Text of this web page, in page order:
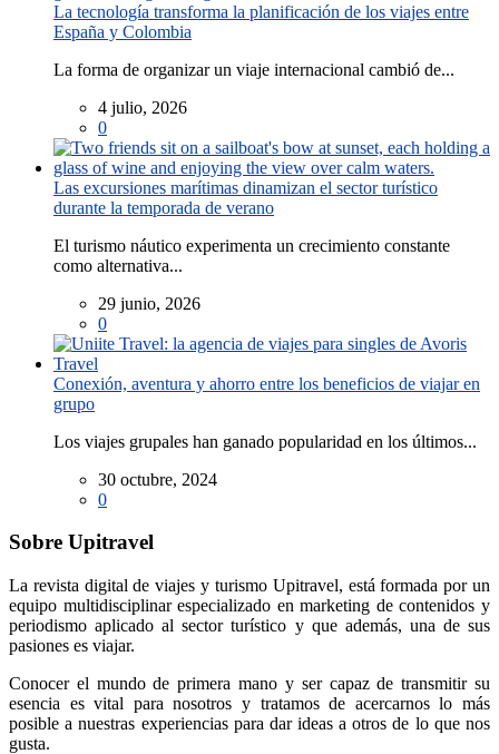
La tecnología transforma la planificación de los viajes entre
España y Colombia
La forma de organizar un viaje internacional cambió de...
4 julio, 2026
0
Las excursiones marítimas dinamizan el sector turístico
durante la temporada de verano
El turismo náutico experimenta un crecimiento constante
como alternativa...
29 junio, 2026
0
Conexión, aventura y ahorro entre los beneficios de viajar en
grupo
Los viajes grupales han ganado popularidad en los últimos...
30 octubre, 2024
0
Sobre Upitravel
La revista digital de viajes y turismo Upitravel, está formada por un
equipo multidisciplinar especializado en marketing de contenidos y
periodismo aplicado al sector turístico y que además, una de sus
pasiones es viajar.
Conocer el mundo de primera mano y ser capaz de transmitir su
esencia es vital para nosotros y tratamos de acercarnos lo más
posible a nuestras experiencias para dar ideas a otros de lo que nos
gusta.